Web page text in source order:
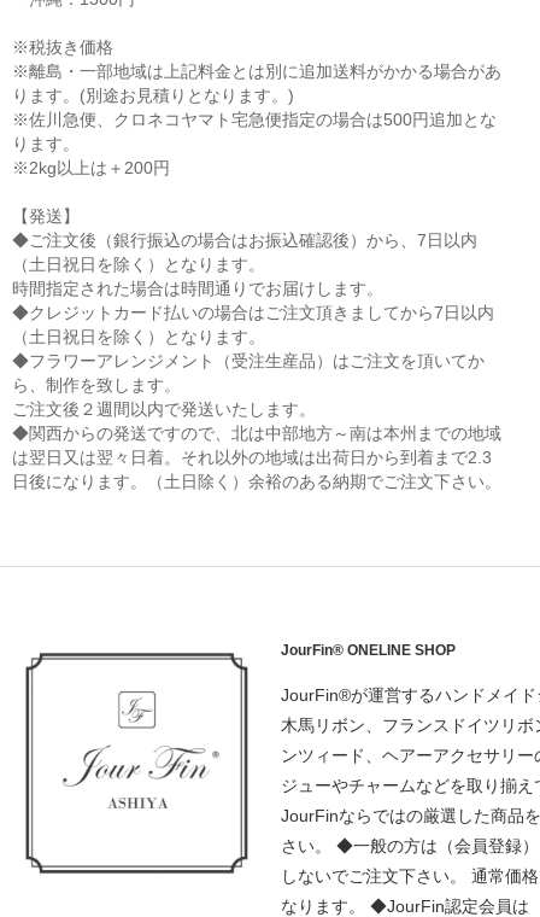
※税抜き価格
※離島・一部地域は上記料金とは別に追加送料がかかる場合があ
ります。(別途お見積りとなります。)
※佐川急便、クロネコヤマト宅急便指定の場合は500円追加とな
ります。
※2kg以上は＋200円
【発送】
◆ご注文後（銀行振込の場合はお振込確認後）から、7日以内
（土日祝日を除く）となります。
時間指定された場合は時間通りでお届けします。
◆クレジットカード払いの場合はご注文頂きましてから7日以内
（土日祝日を除く）となります。
◆フラワーアレンジメント（受注生産品）はご注文を頂いてか
ら、制作を致します。
ご注文後２週間以内で発送いたします。
◆関西からの発送ですので、北は中部地方～南は本州までの地域
は翌日又は翌々日着。それ以外の地域は出荷日から到着まで2.3
日後になります。（土日除く）余裕のある納期でご注文下さい。
JourFin® ONELINE SHOP
JourFin®が運営するハンドメイ
木馬リボン、フランスドイツリボ
ンツィード、ヘアーアクセサリー
ジューやチャームなどを取り揃え
JourFinならではの厳選した商品
さい。 ◆一般の方は（会員登録
しないでご注文下さい。 通常価
なります。 ◆JourFin認定会員は